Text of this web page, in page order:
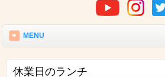
MENU
休業日のランチ